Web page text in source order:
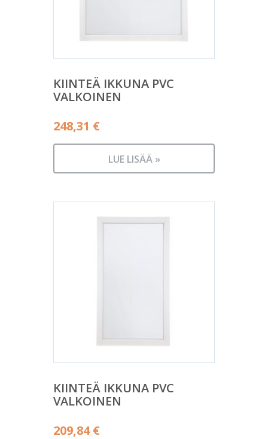
KIINTEÄ IKKUNA PVC
VALKOINEN
248,31 €
LUE LISÄÄ »
KIINTEÄ IKKUNA PVC
VALKOINEN
209,84€